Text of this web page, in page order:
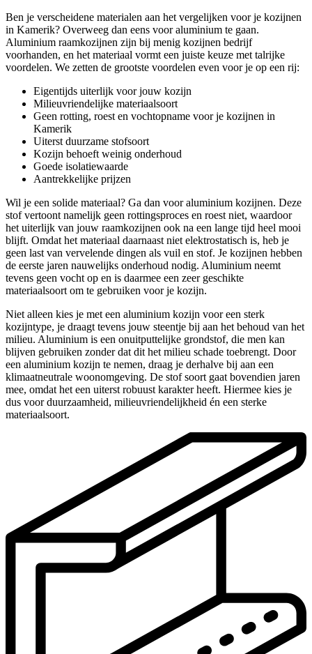
Ben je verscheidene materialen aan het vergelijken voor je kozijnen
in Kamerik? Overweeg dan eens voor aluminium te gaan.
Aluminium raamkozijnen zijn bij menig kozijnen bedrijf
voorhanden, en het materiaal vormt een juiste keuze met talrijke
voordelen. We zetten de grootste voordelen even voor je op een rij:
Eigentijds uiterlijk voor jouw kozijn
Milieuvriendelijke materiaalsoort
Geen rotting, roest en vochtopname voor je kozijnen in
Kamerik
Uiterst duurzame stofsoort
Kozijn behoeft weinig onderhoud
Goede isolatiewaarde
Aantrekkelijke prijzen
Wil je een solide materiaal? Ga dan voor aluminium kozijnen. Deze
stof vertoont namelijk geen rottingsproces en roest niet, waardoor
het uiterlijk van jouw raamkozijnen ook na een lange tijd heel mooi
blijft. Omdat het materiaal daarnaast niet elektrostatisch is, heb je
geen last van vervelende dingen als vuil en stof. Je kozijnen hebben
de eerste jaren nauwelijks onderhoud nodig. Aluminium neemt
tevens geen vocht op en is daarmee een zeer geschikte
materiaalsoort om te gebruiken voor je kozijn.
Niet alleen kies je met een aluminium kozijn voor een sterk
kozijntype, je draagt tevens jouw steentje bij aan het behoud van het
milieu. Aluminium is een onuitputtelijke grondstof, die men kan
blijven gebruiken zonder dat dit het milieu schade toebrengt. Door
een aluminium kozijn te nemen, draag je derhalve bij aan een
klimaatneutrale woonomgeving. De stof soort gaat bovendien jaren
mee, omdat het een uiterst robuust karakter heeft. Hiermee kies je
dus voor duurzaamheid, milieuvriendelijkheid én een sterke
materiaalsoort.